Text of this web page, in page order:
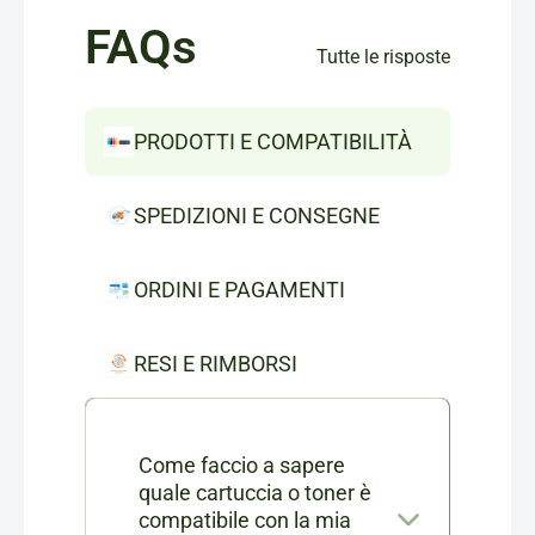
FAQs Tutte le risposte
PRODOTTI E COMPATIBILITÀ
SPEDIZIONI E CONSEGNE
ORDINI E PAGAMENTI
RESI E RIMBORSI
Come faccio a sapere
quale cartuccia o toner è
compatibile con la mia